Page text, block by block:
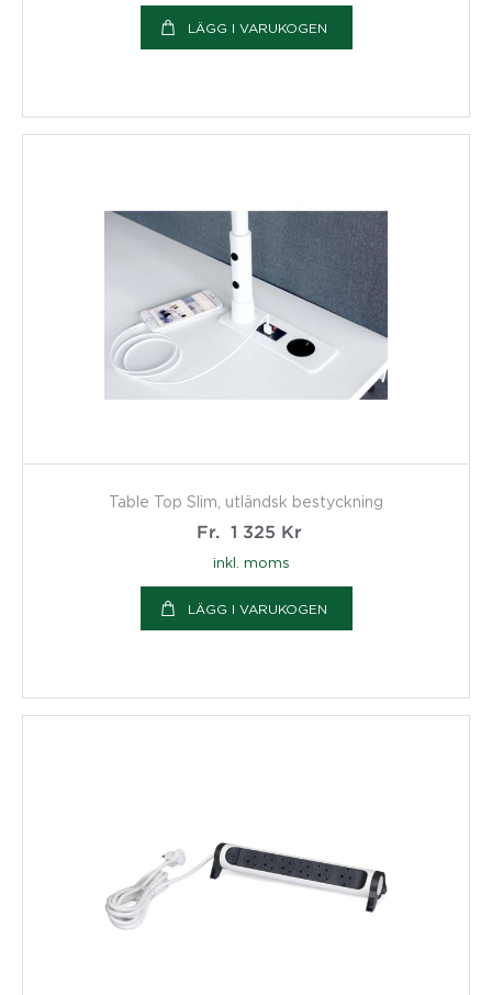
LÄGG I VARUKOGEN
Table Top Slim, utländsk bestyckning
Fr.
1 325 Kr
inkl. moms
LÄGG I VARUKOGEN